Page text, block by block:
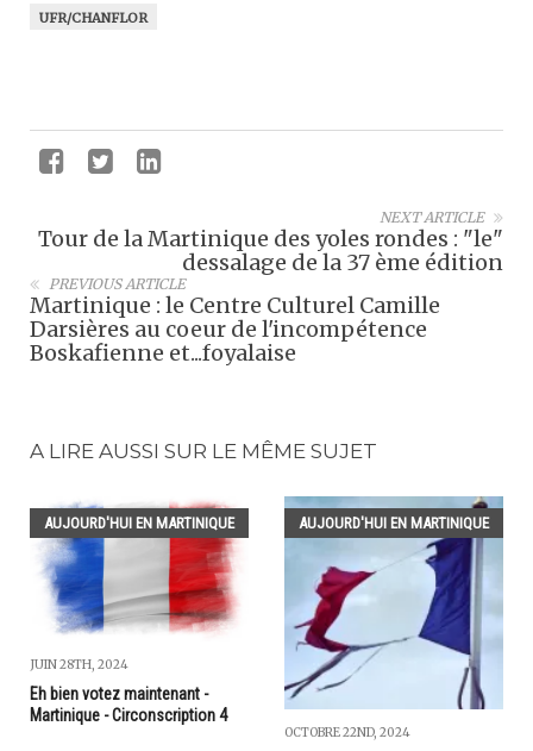
UFR/CHANFLOR
NEXT ARTICLE
Tour de la Martinique des yoles rondes : "le"
dessalage de la 37 ème édition
PREVIOUS ARTICLE
Martinique : le Centre Culturel Camille
Darsières au coeur de l'incompétence
Boskafienne et...foyalaise
A LIRE AUSSI SUR LE MÊME SUJET
AUJOURD'HUI EN MARTINIQUE
JUIN 28TH, 2024
Eh bien votez maintenant -
Martinique - Circonscription 4
AUJOURD'HUI EN MARTINIQUE
OCTOBRE 22ND, 2024